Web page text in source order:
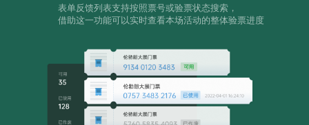
表单反馈列表支持按照票号或验票状态搜索，
借助这一功能可以实时查看本场活动的整体验票进度